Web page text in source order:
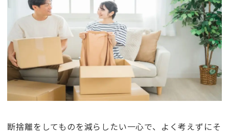
断捨離をしてものを減らしたい一心で、よく考えずにそ